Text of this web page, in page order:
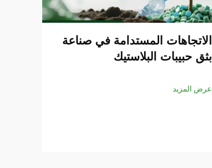
الاتجاهات المستدامة في صناعة
بثق حبيبات البلاستيك
عرض المزيد